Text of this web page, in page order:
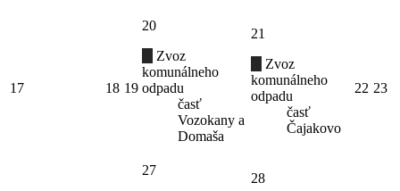
17 18 19
20
Zvoz
komunálneho
odpadu
časť
Vozokany a
Domaša
21
Zvoz
komunálneho
odpadu
časť
Čajakovo
22 23
27
28